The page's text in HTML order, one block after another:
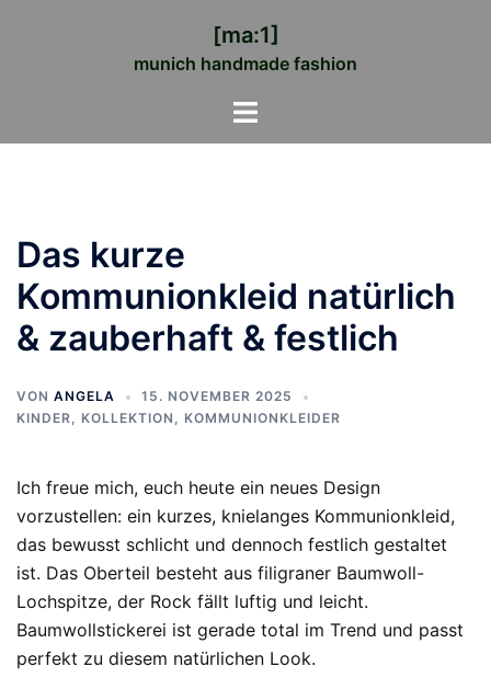
[ma:1]
munich handmade fashion
Menü
Das kurze
Kommunionkleid natürlich
& zauberhaft & festlich
VON ANGELA
15. NOVEMBER 2025
KINDER, KOLLEKTION , KOMMUNIONKLEIDER
Ich freue mich, euch heute ein neues Design
vorzustellen: ein kurzes, knielanges Kommunionkleid,
das bewusst schlicht und dennoch festlich gestaltet
ist. Das Oberteil besteht aus filigraner Baumwoll-
Lochspitze, der Rock fällt luftig und leicht.
Baumwollstickerei ist gerade total im Trend und passt
perfekt zu diesem natürlichen Look.